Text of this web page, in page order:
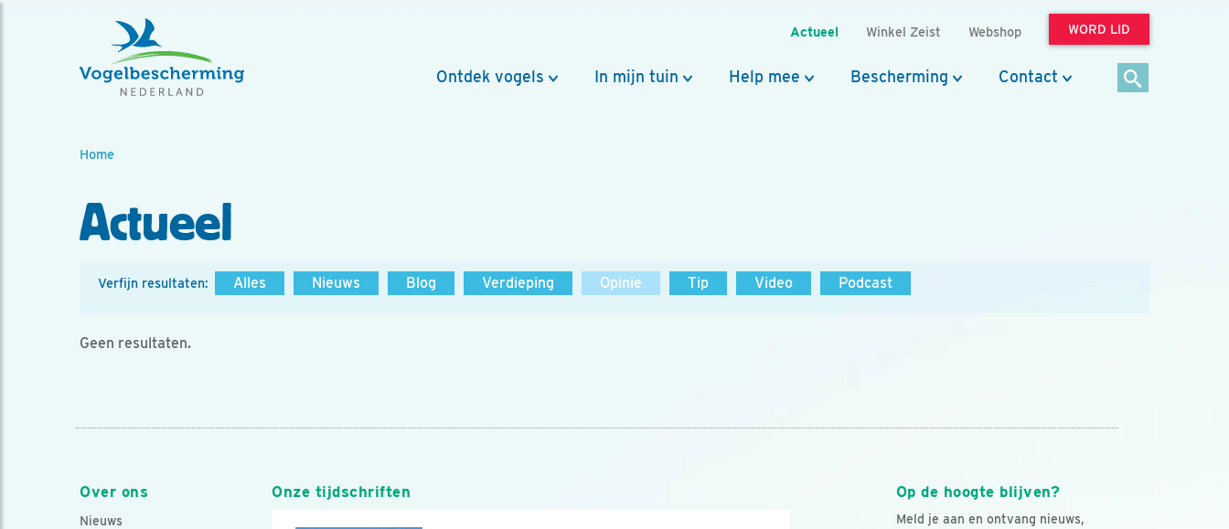
Actueel Winkel Zeist Webshop WORD LID
Ontdek vogels In mijn tuin Help mee Bescherming Contact
Home
Actueel
Verfijn resultaten: Alles Nieuws Blog Verdieping Opinie Tip Video Podcast
Geen resultaten.
Over ons
Nieuws
Op de hoogte blijven?
Meld je aan en ontvang nieuws,
Onze tijdschriften